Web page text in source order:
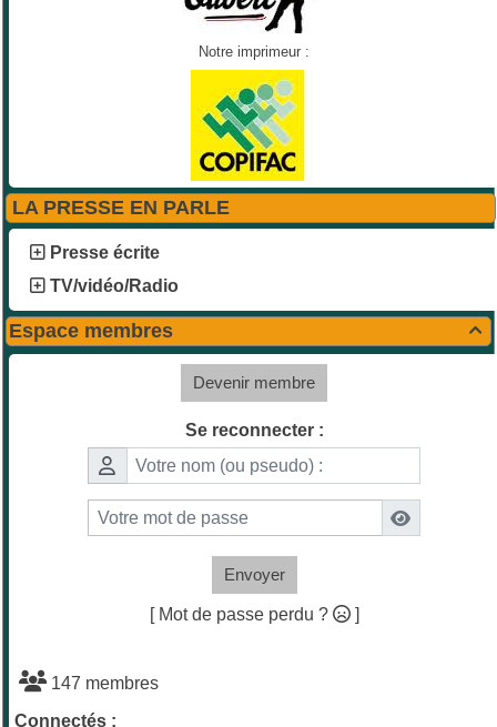
Notre imprimeur :
LA PRESSE EN PARLE
Presse écrite
TV/vidéo/Radio

Espace membres
Devenir membre
Se reconnecter :
Envoyer
[ Mot de passe perdu ? ]
147 membres
Connectés :